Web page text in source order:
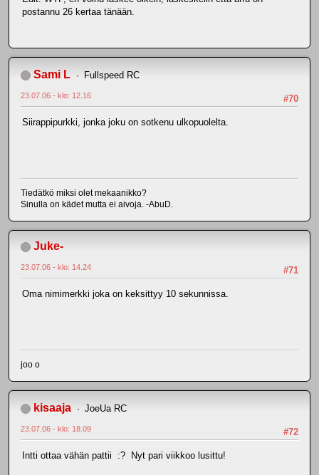
postannu 26 kertaa tänään.
Sami L Fullspeed RC
#70
23.07.06 - klo: 12.16
Siirappipurkki, jonka joku on sotkenu ulkopuolelta.
Tiedätkö miksi olet mekaanikko?
Sinulla on kädet mutta ei aivoja. -AbuD.
Juke-
#71
23.07.06 - klo: 14.24
Oma nimimerkki joka on keksittyy 10 sekunnissa.
joo o
kisaaja JoeUa RC
#72
23.07.06 - klo: 18.09
Intti ottaa vähän pattii :? Nyt pari viikkoo lusittu!